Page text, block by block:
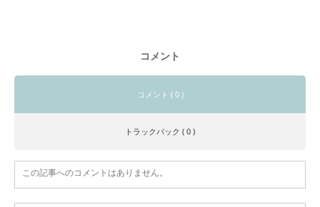
コメント
コメント ( 0 )
トラックバック ( 0 )
この記事へのコメントはありません。